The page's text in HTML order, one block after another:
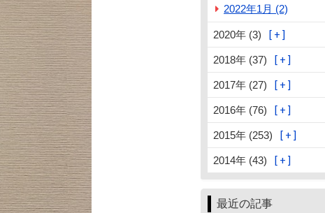
2022年1月 (2)
2020年 (3)
2018年 (37)
2017年 (27)
2016年 (76)
2015年 (253)
2014年 (43)
最近の記事